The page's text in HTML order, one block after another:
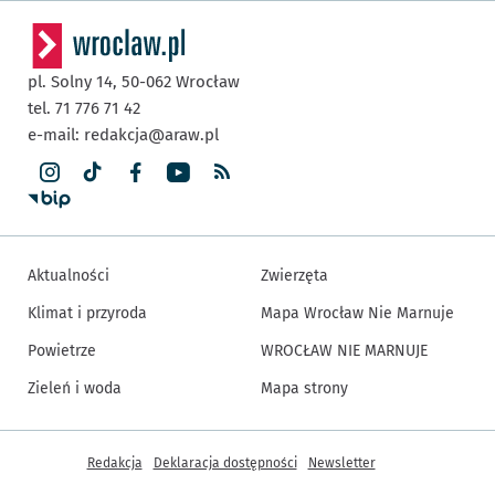
pl. Solny 14, 50-062 Wrocław
tel. 71 776 71 42
e-mail: redakcja@araw.pl
Aktualności
Klimat i przyroda
Powietrze
Zieleń i woda
Zwierzęta
Mapa Wrocław Nie Marnuje
WROCŁAW NIE MARNUJE
Mapa strony
Inne informacje
Redakcja Deklaracja dostępności Newsletter